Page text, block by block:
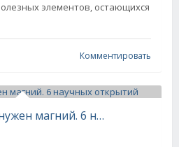
элементов, остающихся
Комментировать
Для чего человеку нужен магний. 6 научных открытий